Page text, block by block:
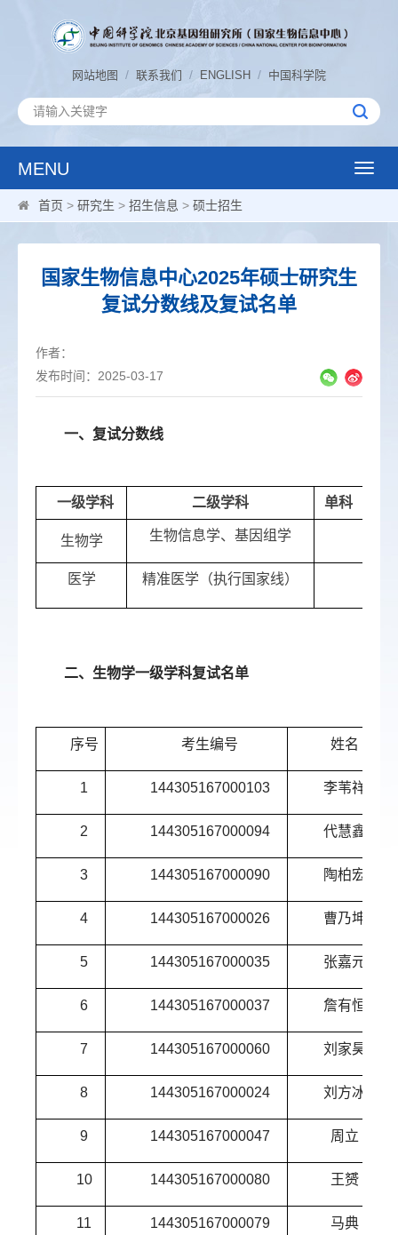
网站地图 / 联系我们 / ENGLISH / 中国科学院
MENU
Toggle
首页 > 研究生 > 招生信息 > 硕士招生
国家生物信息中心2025年硕士研究生
复试分数线及复试名单
作者：
发布时间：2025-03-17
一、复试分数线
一级学科 二级学科 单科（满分
生物学 生物信息学、基因组学
医学 精准医学（执行国家线）
二、生物学一级学科复试名单
序号 考生编号 姓名
1 144305167000103 李苇祥
2 144305167000094 代慧鑫
3 144305167000090 陶柏宏
4 144305167000026 曹乃坤
5 144305167000035 张嘉元
6 144305167000037 詹有恒
7 144305167000060 刘家昊
8 144305167000024 刘方冰
9 144305167000047 周立
10 144305167000080 王赟
11 144305167000079 马典